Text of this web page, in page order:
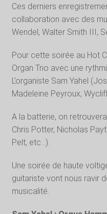
Ces derniers
collaboration avec des
Wendel, Walter Smith III,
Pour cette soirée au Hot
Organ Trio avec une
L’organiste Sam Yahel
Madeleine Peyroux,
A la batterie, on
Chris Potter, Nicholas
Pelt, etc…).
Une soirée de haute
guitariste vont nous ravir
musicalité.